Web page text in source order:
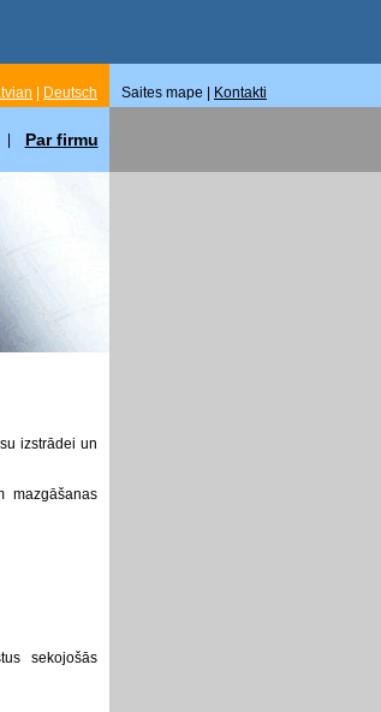
Deutsch Saites mape | Kontakti
Par firmu
izstrādei un
mazgāšanas
sekojošās